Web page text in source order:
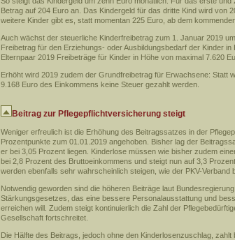
Betrag auf 204 Euro an. Das Kindergeld für das dritte Kind wird von
weitere Kinder gibt es, statt momentan 225 Euro, ab dem
Auch wächst der steuerliche Kinderfreibetrag zum 1. Januar 2019
Freibetrag für den Erziehungs- oder Ausbildungsbedarf der Kinder
Elternpaar 2019 Freibeträge für Kinder in Höhe von maximal 7.620
Erhöht wird 2019 zudem der Grundfreibetrag für Erwachsene: Statt
9.168 Euro des Einkommens keine Steuer gezahlt werden.
Beitrag zur Pflegepflichtversicherung steigt
Weniger erfreulich ist die Erhöhung des Beitragssatzes in der
Prozentpunkte zum 01.01.2019 angehoben. Bisher lag der
er bei 3,05 Prozent liegen. Kinderlose müssen wie bisher zudem
bei 2,8 Prozent des Bruttoeinkommens und steigt nun auf 3,3
werden ebenfalls sehr wahrscheinlich steigen, wie der PKV-Verband
Notwendig geworden sind die höheren Beiträge laut
Stärkungsgesetzes, das eine bessere Personalausstattung und
erreichen will. Zudem steigt kontinuierlich die Zahl der
Gesellschaft fortschreitet.
Die Hälfte des Beitrags, jedoch ohne den Kinderlosenzuschlag, zahlt